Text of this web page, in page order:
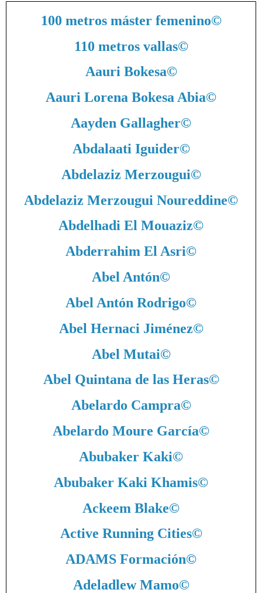
100 metros máster femenino©
110 metros vallas©
Aauri Bokesa©
Aauri Lorena Bokesa Abia©
Aayden Gallagher©
Abdalaati Iguider©
Abdelaziz Merzougui©
Abdelaziz Merzougui Noureddine©
Abdelhadi El Mouaziz©
Abderrahim El Asri©
Abel Antón©
Abel Antón Rodrigo©
Abel Hernaci Jiménez©
Abel Mutai©
Abel Quintana de las Heras©
Abelardo Campra©
Abelardo Moure García©
Abubaker Kaki©
Abubaker Kaki Khamis©
Ackeem Blake©
Active Running Cities©
ADAMS Formación©
Adeladlew Mamo©